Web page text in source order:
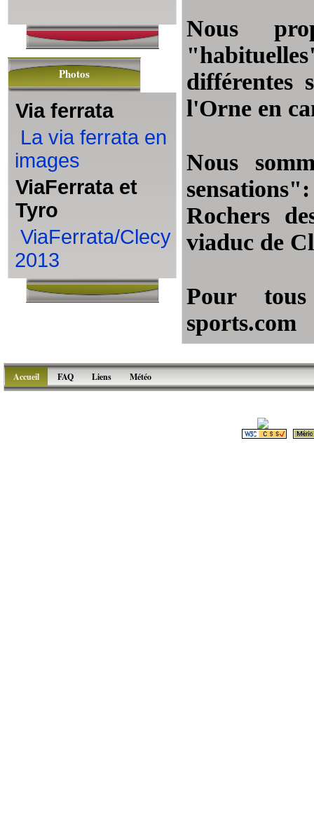
Photos
Via ferrata
La via ferrata en
images
ViaFerrata et
Tyro
ViaFerrata/Clecy
2013
Nous
différentes
l'Orne en
Nous
Rochers
viaduc de
Pour tous
sports.com
Accueil FAQ Liens Météo